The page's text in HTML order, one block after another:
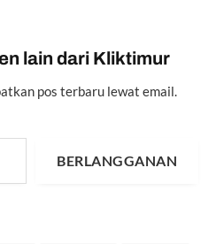
lain dari Kliktimur
pos terbaru lewat email.
BERLANGGANAN